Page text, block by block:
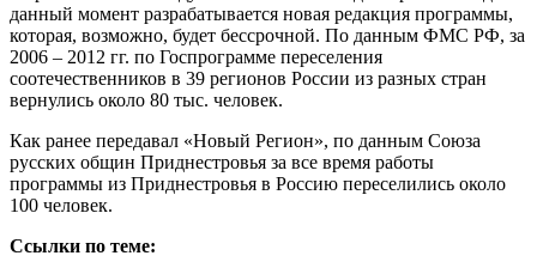
данный момент разрабатывается новая редакция программы,
которая, возможно, будет бессрочной. По данным ФМС РФ, за
2006 – 2012 гг. по Госпрограмме переселения
соотечественников в 39 регионов России из разных стран
вернулись около 80 тыс. человек.
Как ранее передавал «Новый Регион», по данным Союза
русских общин Приднестровья за все время работы
программы из Приднестровья в Россию переселились около
100 человек.
Ссылки по теме: